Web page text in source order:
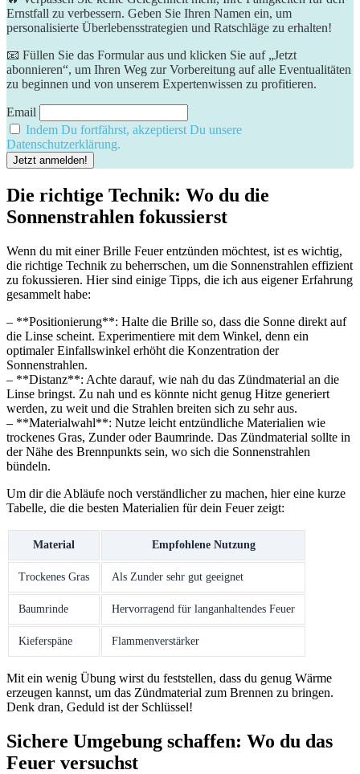
Ernstfall zu verbessern. Geben Sie Ihren Namen ein, um
personalisierte Überlebensstrategien und Ratschläge zu erhalten!
📧 Füllen Sie das Formular aus und klicken Sie auf „Jetzt
abonnieren“, um Ihren Weg zur Vorbereitung auf alle Eventualitäten
zu beginnen und von unserem Expertenwissen zu profitieren.
Email
Indem Du fortfährst, akzeptierst Du unsere
Datenschutzerklärung.
Die richtige Technik: Wo du die
Sonnenstrahlen fokussierst
Wenn du mit einer Brille‌ Feuer entzünden möchtest, ist es ‍wichtig,
die richtige Technik zu beherrschen,​ um die Sonnenstrahlen effizient
zu fokussieren. Hier sind einige Tipps, die ich aus eigener Erfahrung
gesammelt‌ habe:
– **Positionierung**: Halte‌ die Brille so, ⁢dass die Sonne direkt auf
die Linse scheint. Experimentiere mit dem ⁢Winkel, denn‍ ein
optimaler​ Einfallswinkel erhöht die Konzentration der
Sonnenstrahlen.
– **Distanz**: Achte darauf, wie nah du das Zündmaterial an die
⁤Linse ​bringst. Zu nah ‍und es könnte nicht genug ‍Hitze generiert
werden, zu weit und die Strahlen breiten sich zu sehr aus.
– **Materialwahl**: Nutze leicht entzündliche Materialien wie
trockenes Gras, Zunder oder Baumrinde. Das Zündmaterial sollte in
der Nähe des Brennpunkts sein, wo sich die Sonnenstrahlen
bündeln.
Um dir die Abläufe noch verständlicher zu machen, hier⁣ eine kurze
Tabelle, die die besten Materialien für dein Feuer zeigt:
Material Empfohlene ⁣Nutzung
Trockenes Gras Als Zunder sehr gut geeignet
Baumrinde Hervorragend ⁤für langanhaltendes Feuer
Kieferspäne Flammenverstärker
Mit ein ​wenig Übung wirst du ‍feststellen, dass du genug Wärme
erzeugen kannst, um das Zündmaterial ⁤zum‌ Brennen zu bringen.
Denk ‍dran, Geduld ist ‌der Schlüssel!
Sichere Umgebung schaffen: Wo du das
Feuer versuchst